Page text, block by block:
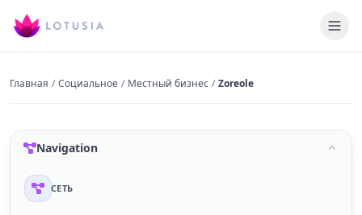
Главная / Социальное / Местный бизнес / Zoreole
Navigation
СЕТЬ